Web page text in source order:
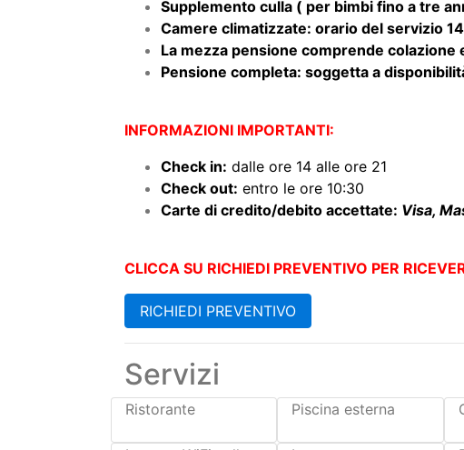
La mezza pensione comprende colazione
Pensione completa: soggetta a
Check in:dalle ore 14 alle ore 21
Carte di credito/debito accettate:
RICHIEDI PREVENTIVO
Servizi
Ristorante
Internet WiFi nella
Lago